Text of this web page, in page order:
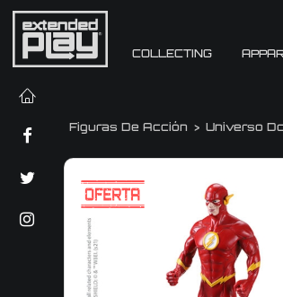
COLLECTING
Figuras De Acción Universo Dc